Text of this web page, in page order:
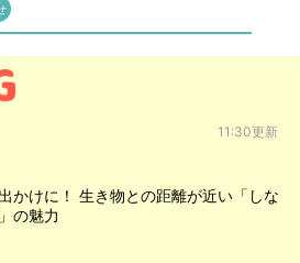
11:30更新
かけに！ 生き物との距離が近い「しな
の魅力